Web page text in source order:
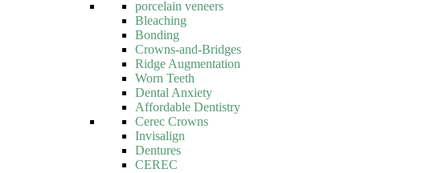
porcelain veneers
Bleaching
Bonding
Crowns-and-Bridges
Ridge Augmentation
Worn Teeth
Dental Anxiety
Affordable Dentistry
Cerec Crowns
Invisalign
Dentures
CEREC